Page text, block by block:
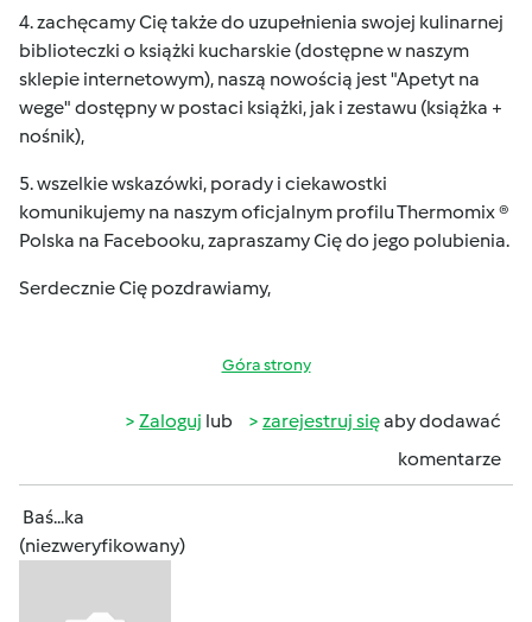
4. zachęcamy Cię także do uzupełnienia swojej kulinarnej
biblioteczki o książki kucharskie (dostępne w naszym
sklepie internetowym), naszą nowością jest "Apetyt na
wege" dostępny w postaci książki, jak i zestawu (książka +
nośnik),
5. wszelkie wskazówki, porady i ciekawostki
komunikujemy na naszym oficjalnym profiluThermomix ®
Polska na Facebooku, zapraszamy Cię do jego polubienia.
Serdecznie Cię pozdrawiamy,
Góra strony
Zaloguj lub zarejestruj sięaby dodawać
komentarze
Baś...ka
(niezweryfikowany)